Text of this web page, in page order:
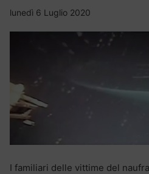
lunedì 6 Luglio 2020
I familiari delle vittime del